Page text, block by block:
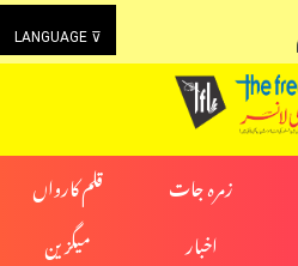
LANGUAGE ⊽
زمرہ جات
قلم کارواں
اخبار
میگزین